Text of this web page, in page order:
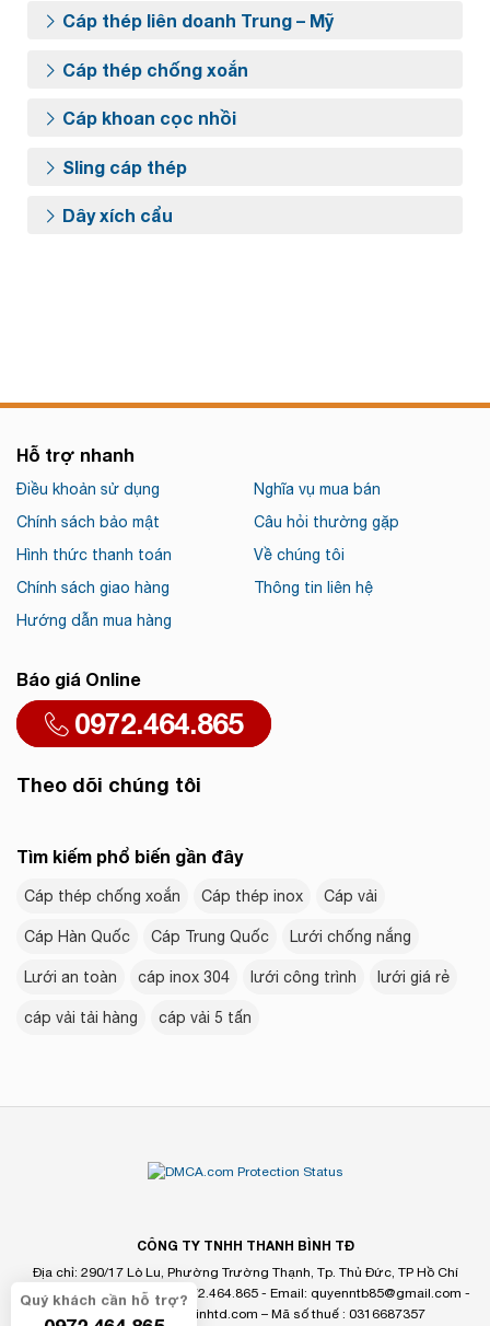
Cáp thép liên doanh Trung – Mỹ
Cáp thép chống xoắn
Cáp khoan cọc nhồi
Sling cáp thép
Dây xích cẩu
Hỗ trợ nhanh
Điều khoản sử dụng
Chính sách bảo mật
Hình thức thanh toán
Chính sách giao hàng
Hướng dẫn mua hàng
Nghĩa vụ mua bán
Câu hỏi thường gặp
Về chúng tôi
Thông tin liên hệ
Báo giá Online
0972.464.865
Theo dõi chúng tôi
Tìm kiếm phổ biến gần đây
Cáp thép chống xoắn Cáp thép inox Cáp vải
Cáp Hàn Quốc Cáp Trung Quốc Lưới chống nắng
Lưới an toàn cáp inox 304 lưới công trình lưới giá rẻ
cáp vải tải hàng cáp vải 5 tấn
CÔNG TY TNHH THANH BÌNH TĐ
Địa chỉ: 290/17 Lò Lu, Phường Trường Thạnh, Tp. Thủ Đức, TP Hồ Chí
Minh, Việt Nam - Hotline: 0972.464.865 - Email: quyenntb85@gmail.com -
Website: www.thanhbinhtd.com – Mã số thuế : 0316687357
Quý khách cần hỗ trợ?
0972 464 865